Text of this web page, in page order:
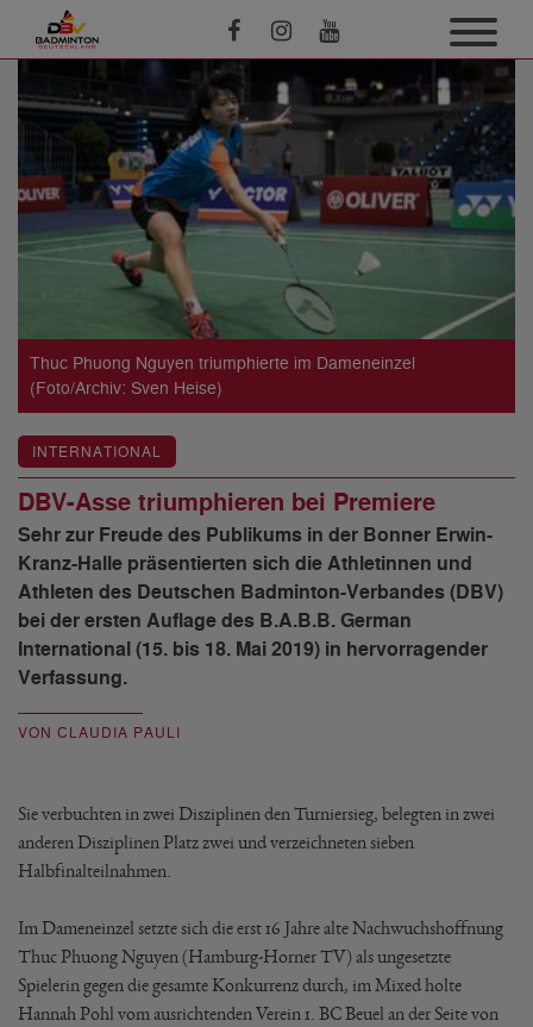
Thuc Phuong Nguyen triumphierte im Dameneinzel
(Foto/Archiv: Sven Heise)
INTERNATIONAL
DBV-Asse triumphieren bei Premiere
Sehr zur Freude des Publikums in der Bonner Erwin-
Kranz-Halle präsentierten sich die Athletinnen und
Athleten des Deutschen Badminton-Verbandes (DBV)
bei der ersten Auflage des B.A.B.B. German
International (15. bis 18. Mai 2019) in hervorragender
Verfassung.
VON CLAUDIA PAULI
Sie verbuchten in zwei Disziplinen den Turniersieg, belegten in zwei
anderen Disziplinen Platz zwei und verzeichneten sieben
Halbfinalteilnahmen.
Im Dameneinzel setzte sich die erst 16 Jahre alte Nachwuchshoffnung
Thuc Phuong Nguyen (Hamburg-Horner TV) als ungesetzte
Spielerin gegen die gesamte Konkurrenz durch, im Mixed holte
Hannah Pohl vom ausrichtenden Verein 1. BC Beuel an der Seite von